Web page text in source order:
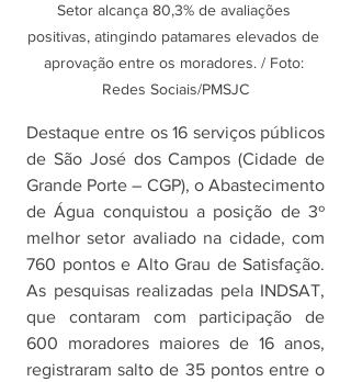
Setor alcança 80,3% de avaliações
positivas, atingindo patamares elevados de
aprovação entre os moradores. / Foto:
Redes Sociais/PMSJC
Destaque entre os 16 serviços públicos
de São José dos Campos (Cidade de
Grande Porte – CGP), o Abastecimento
de Água conquistou a posição de 3º
melhor setor avaliado na cidade, com
760 pontos e Alto Grau de Satisfação.
As pesquisas realizadas pela INDSAT,
que contaram com participação de
600 moradores maiores de 16 anos,
registraram salto de 35 pontos entre o